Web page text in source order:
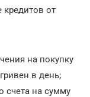
кредитов от
на покупку
в день;
счета на сумму